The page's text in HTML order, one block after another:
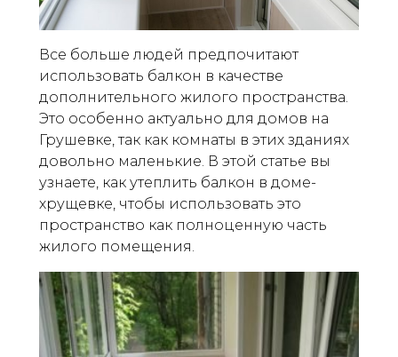
Все больше людей предпочитают
использовать балкон в качестве
дополнительного жилого пространства.
Это особенно актуально для домов на
Грушевке, так как комнаты в этих зданиях
довольно маленькие. В этой статье вы
узнаете, как утеплить балкон в доме-
хрущевке, чтобы использовать это
пространство как полноценную часть
жилого помещения.